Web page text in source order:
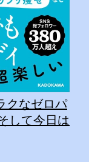
クなゼロパ
して今日は